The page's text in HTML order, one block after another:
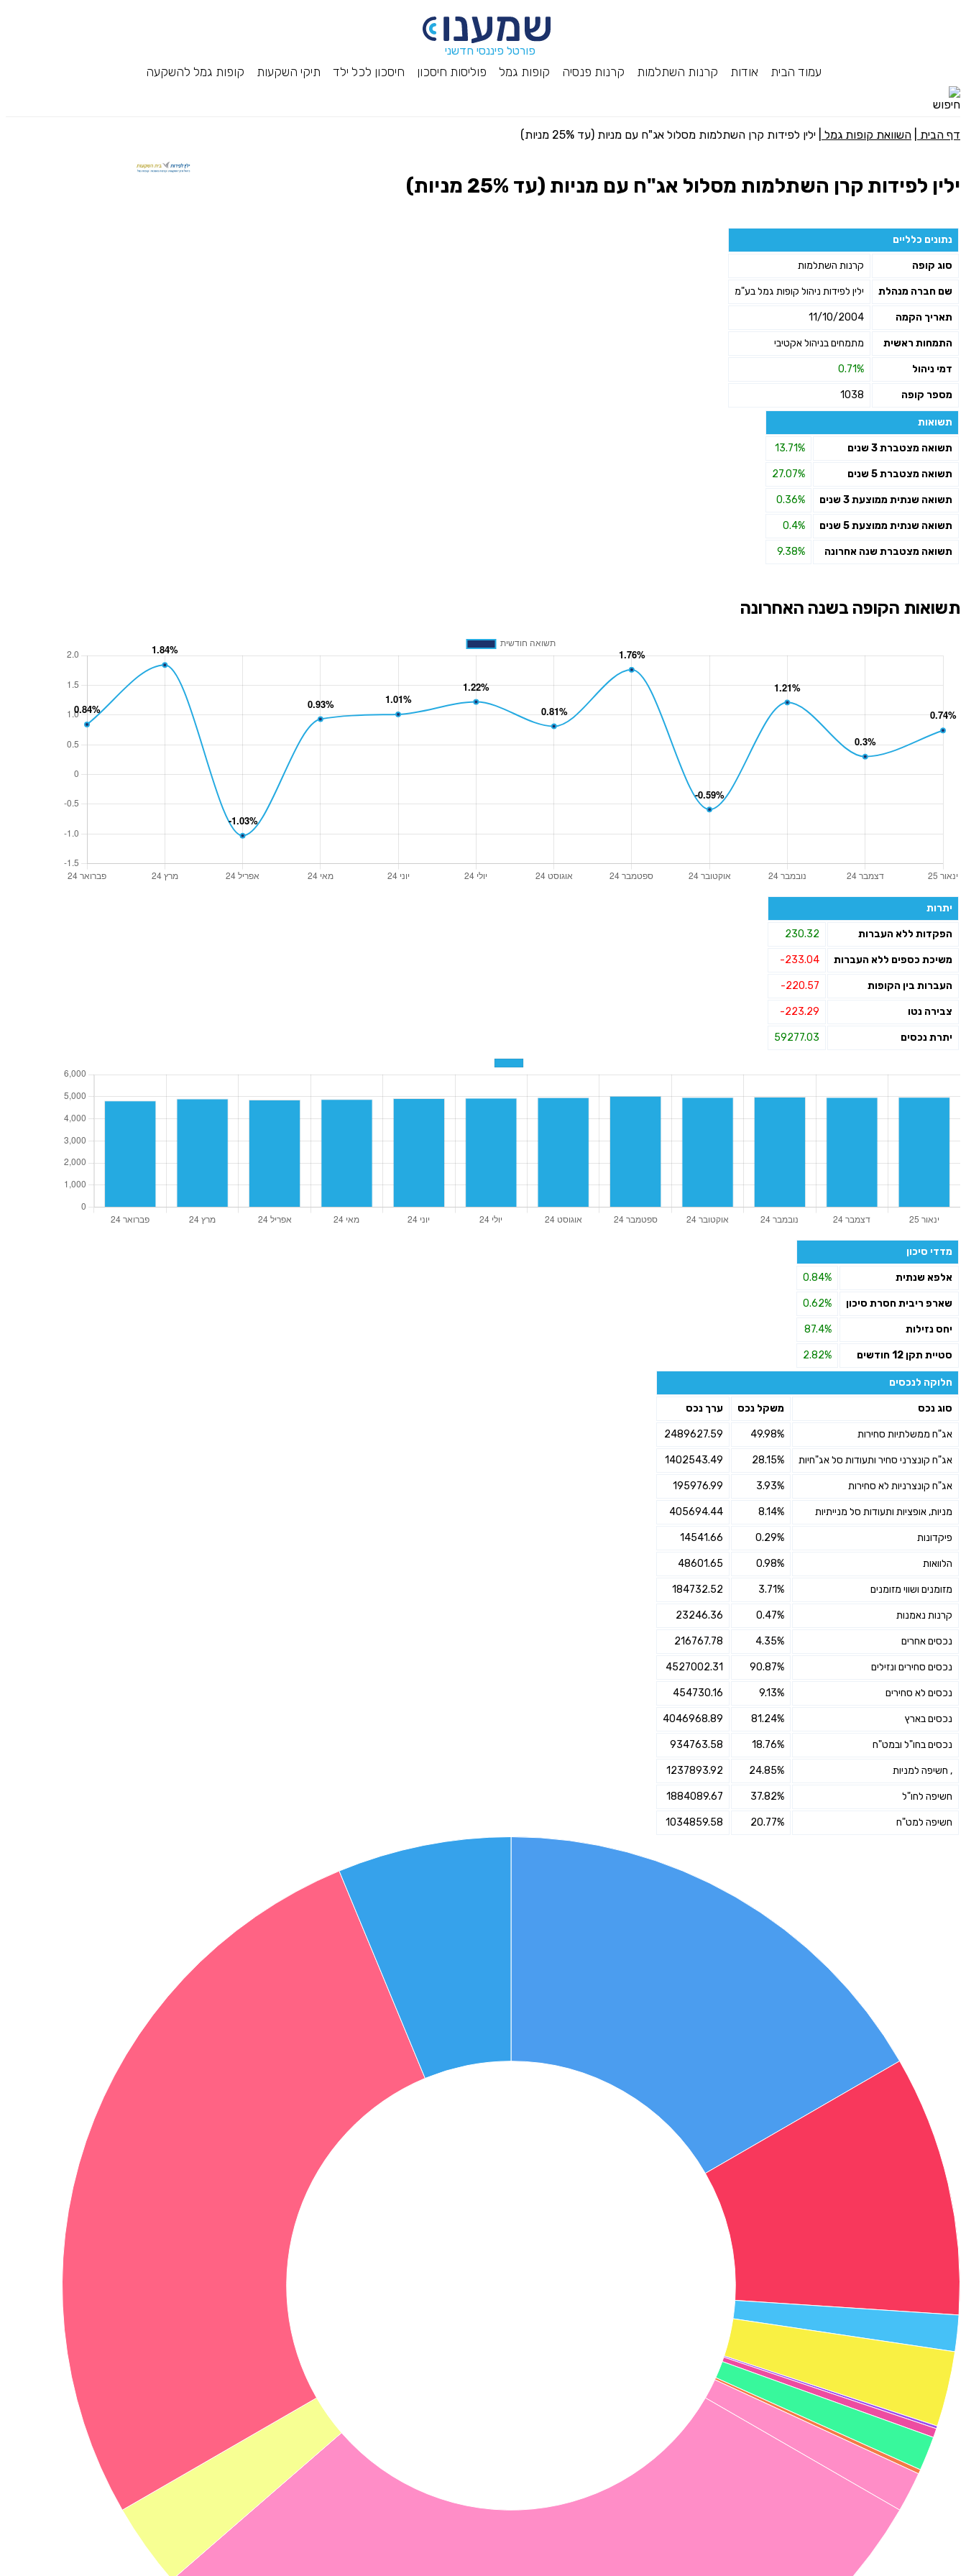
פורטל פיננסי חדשני
עמוד הבית אודות קרנות השתלמות קרנות פנסיה קופות גמל פוליסות חיסכון חיסכון לכל ילד תיקי השקעות קופות גמל להשקעה
דף הבית השוואת קופות גמל ילין לפידות קרן השתלמות מסלול אג"ח עם מניות (עד 25% מניות)
ילין לפידות קרן השתלמות מסלול אג"ח עם מניות (עד 25% מניות)
נתונים כלליים
סוג קופה קרנות השתלמות
שם חברה מנהלת ילין לפידות ניהול קופות גמל בע"מ
תאריך הקמה 11/10/2004
התמחות ראשית מתמחים בניהול אקטיבי
דמי ניהול 0.71%
מספר קופה 1038
תשואות
תשואה מצטברת 3 שנים 13.71%
תשואה מצטברת 5 שנים 27.07%
תשואה שנתית ממוצעת 3 שנים 0.36%
תשואה שנתית ממוצעת 5 שנים 0.4%
תשואה מצטברת שנה אחרונה 9.38%
תשואות הקופה בשנה האחרונה
יתרות
הפקדות ללא העברות 230.32
משיכת כספים ללא העברות -233.04
העברות בין הקופות -220.57
צבירה נטו -223.29
יתרת נכסים 59277.03
מדדי סיכון
אלפא שנתית 0.84%
שארפ ריבית חסרת סיכון 0.62%
יחס נזילות 87.4%
סטיית תקן 12 חודשים 2.82%
חלוקה לנכסים
סוג נכס משקל נכס ערך נכס
אג"ח ממשלתיות סחירות 49.98%
2489627.59
אג"ח קונצרני סחיר ותעודות סל אג"חיות 28.15%
1402543.49
אג"ח קונצרניות לא סחירות 3.93%
195976.99
מניות, אופציות ותעודות סל מנייתיות 8.14%
405694.44
פיקדונות 0.29%
14541.66
הלוואות 0.98%
48601.65
מזומנים ושווי מזומנים 3.71%
184732.52
קרנות נאמנות 0.47%
23246.36
נכסים אחרים 4.35%
216767.78
נכסים סחירים ונזילים 90.87%
4527002.31
נכסים לא סחירים 9.13%
454730.16
נכסים בארץ 81.24%
4046968.89
נכסים בחו"ל ובמט"ח 18.76%
934763.58
, חשיפה למניות 24.85%
1237893.92
חשיפה לחו"ל 37.82%
1884089.67
חשיפה למט"ח 20.77%
1034859.58